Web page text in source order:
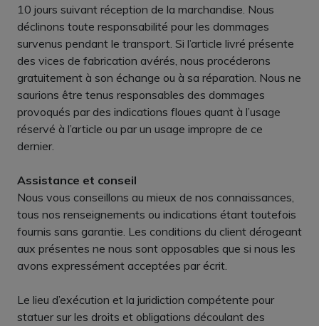
10 jours suivant réception de la marchandise. Nous
déclinons toute responsabilité pour les dommages
survenus pendant le transport. Si l’article livré présente
des vices de fabrication avérés, nous procéderons
gratuitement à son échange ou à sa réparation. Nous ne
saurions être tenus responsables des dommages
provoqués par des indications floues quant à l’usage
réservé à l’article ou par un usage impropre de ce
dernier.
Assistance et conseil
Nous vous conseillons au mieux de nos connaissances,
tous nos renseignements ou indications étant toutefois
fournis sans garantie. Les conditions du client dérogeant
aux présentes ne nous sont opposables que si nous les
avons expressément acceptées par écrit.
Le lieu d’exécution et la juridiction compétente pour
statuer sur les droits et obligations découlant des